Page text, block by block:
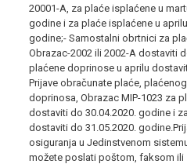
20001-A, za plaće isplaćene u
godine i za plaće isplaćene u
godine;- Samostalni obrtnici za
Obrazac-2002 ili 2002-A dostaviti
plaćene doprinose u aprilu
Prijave obračunate plaće,
doprinosa, Obrazac MIP-1023 za
dostaviti do 30.04.2020. godine i
dostaviti do 31.05.2020.
osiguranja u Jedinstvenom
možete poslati poštom, faksom ili